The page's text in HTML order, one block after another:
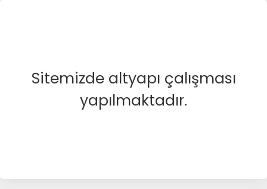
Sitemizde altyapı çalışması
yapılmaktadır.